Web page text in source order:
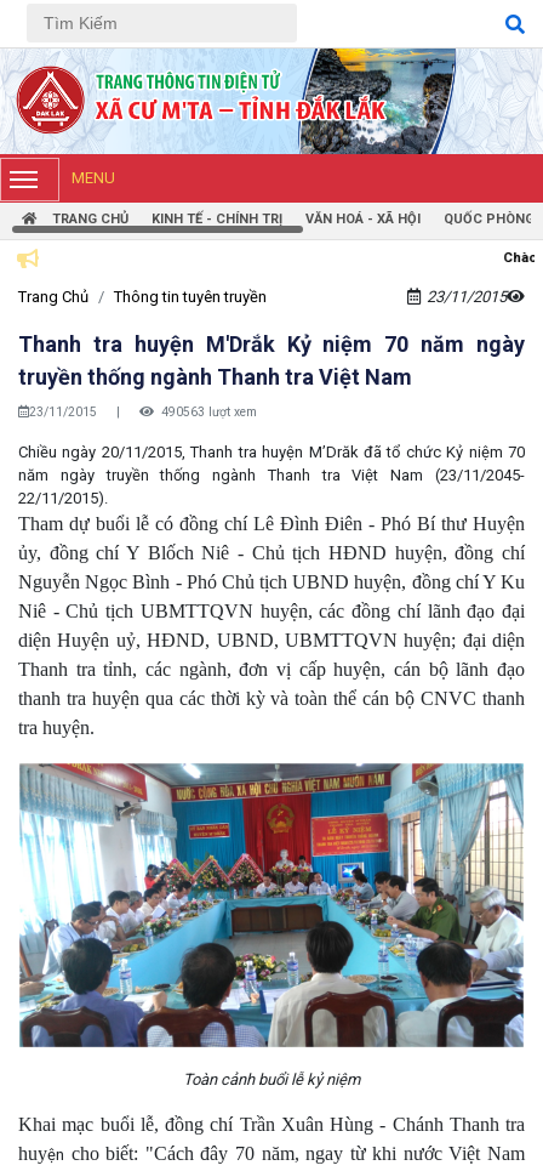
Tiếng Việt Tiếng Anh
MENU
TRANG CHỦ KINH TẾ - CHÍNH TRỊ VĂN HOÁ - XÃ HỘI QUỐC PHÒNG
Chào mừng bạn đến với
Trang Chủ Thông tin tuyên truyền 23/11/2015
Thanh tra huyện M'Drắk Kỷ niệm 70 năm ngày
truyền thống ngành Thanh tra Việt Nam
23/11/2015 490563 lượt xem
Chiều ngày 20/11/2015, Thanh tra huyện M’Drăk đã tổ chức Kỷ niệm 70
năm ngày truyền thống ngành Thanh tra Việt Nam (23/11/2045-
22/11/2015).
Tham dự buổi lễ có đồng chí Lê Đình Điên - Phó Bí thư Huyện
ủy, đồng chí Y Blốch Niê - Chủ tịch HĐND huyện, đồng chí
Nguyễn Ngọc Bình - Phó Chủ tịch UBND huyện, đồng chí Y Ku
Niê - Chủ tịch UBMTTQVN huyện, các đồng chí lãnh đạo đại
diện Huyện uỷ, HĐND, UBND, UBMTTQVN huyện; đại diện
Thanh tra tỉnh, các ngành, đơn vị cấp huyện, cán bộ lãnh đạo
thanh tra huyện qua các thời kỳ và toàn thể cán bộ CNVC thanh
tra huyện.
Toàn cảnh buổi lễ kỷ niệm
Khai mạc buổi lễ, đồng chí Trần Xuân Hùng - Chánh Thanh tra
huyện cho biết: "Cách đây 70 năm, ngay từ khi nước Việt Nam